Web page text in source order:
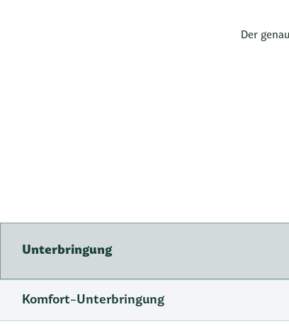
Der
Unterbringung
Komfort-Unterbringung